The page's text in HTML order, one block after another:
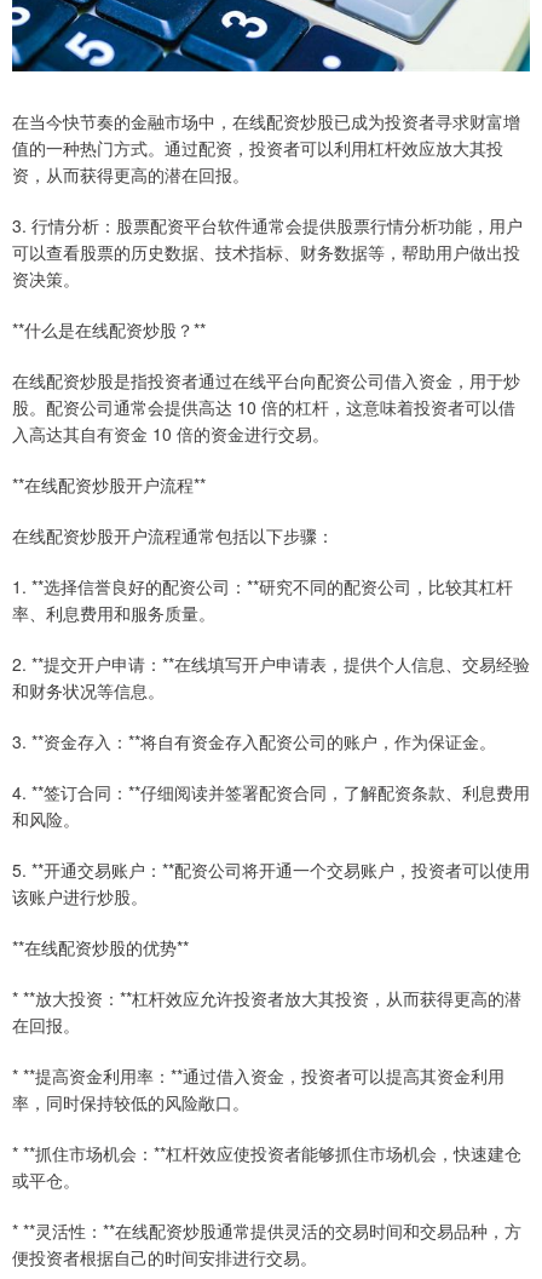
在当今快节奏的金融市场中，在线配资炒股已成为投资者寻求财富增
值的一种热门方式。通过配资，投资者可以利用杠杆效应放大其投
资，从而获得更高的潜在回报。
3. 行情分析：股票配资平台软件通常会提供股票行情分析功能，用户
可以查看股票的历史数据、技术指标、财务数据等，帮助用户做出投
资决策。
**什么是在线配资炒股？**
在线配资炒股是指投资者通过在线平台向配资公司借入资金，用于炒
股。配资公司通常会提供高达 10 倍的杠杆，这意味着投资者可以借
入高达其自有资金 10 倍的资金进行交易。
**在线配资炒股开户流程**
在线配资炒股开户流程通常包括以下步骤：
1. **选择信誉良好的配资公司：**研究不同的配资公司，比较其杠杆
率、利息费用和服务质量。
2. **提交开户申请：**在线填写开户申请表，提供个人信息、交易经验
和财务状况等信息。
3. **资金存入：**将自有资金存入配资公司的账户，作为保证金。
4. **签订合同：**仔细阅读并签署配资合同，了解配资条款、利息费用
和风险。
5. **开通交易账户：**配资公司将开通一个交易账户，投资者可以使用
该账户进行炒股。
**在线配资炒股的优势**
* **放大投资：**杠杆效应允许投资者放大其投资，从而获得更高的潜
在回报。
* **提高资金利用率：**通过借入资金，投资者可以提高其资金利用
率，同时保持较低的风险敞口。
* **抓住市场机会：**杠杆效应使投资者能够抓住市场机会，快速建仓
或平仓。
* **灵活性：**在线配资炒股通常提供灵活的交易时间和交易品种，方
便投资者根据自己的时间安排进行交易。